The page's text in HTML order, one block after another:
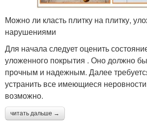
Можно ли класть плитку на плитку,
нарушениями
Для начала следует оценить
уложенного покрытия . Оно должно
прочным и надежным. Далее
устранить все имеющиеся
возможно.
читать дальше →